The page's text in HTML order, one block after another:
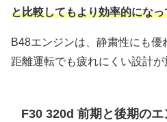
と比較してもより効率的にな
B48エンジンは、静粛性にも
距離運転でも疲れにくい設計が
F30 320d 前期と後期の